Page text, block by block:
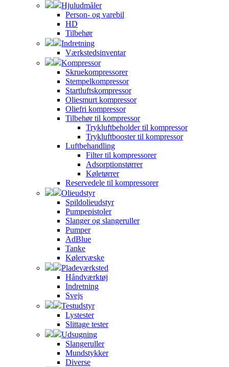
Hjuludmåler
Person- og varebil
HD
Tilbehør
Indretning
Værkstedsinventar
Kompressor
Skruekompressorer
Stempelkompressor
Startluftskompressor
Oliesmurt kompressor
Oliefri kompressor
Tilbehør til kompressor
Trykluftbeholder til kompressor
Trykluftbooster til kompressor
Luftbehandling
Filter til kompressorer
Adsorptionstørrer
Køletørrer
Reservedele til kompressorer
Olieudstyr
Spildolieudstyr
Pumpepistoler
Slanger og slangeruller
Pumper
AdBlue
Tanke
Kølervæske
Pladeværksted
Håndværktøj
Indretning
Svejs
Testudstyr
Lystester
Slittage tester
Udsugning
Slangeruller
Mundstykker
Diverse